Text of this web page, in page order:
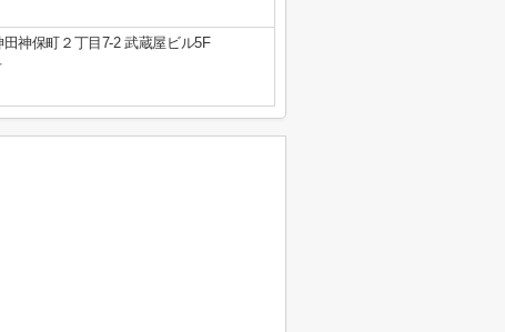
神保町２丁目7-2 武蔵屋ビル5F